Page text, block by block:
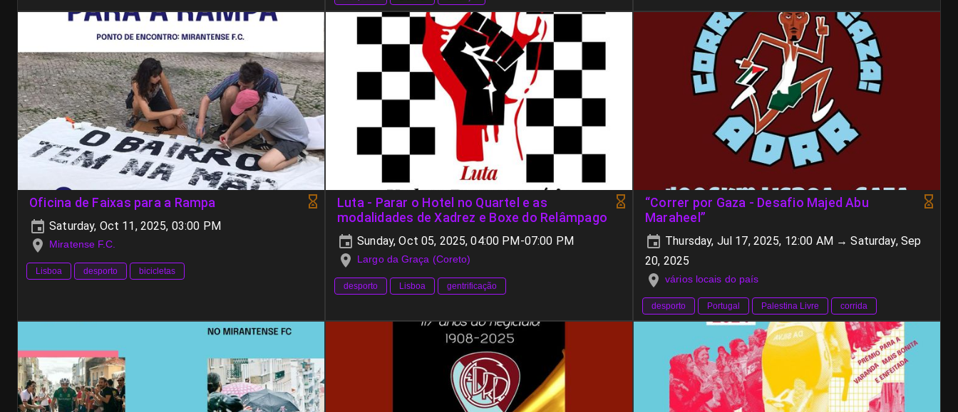
Oficina de Faixas para a Rampa
Saturday, Oct 11, 2025, 03:00 PM
Miratense F.C.
Lisboa desporto bicicletas
Luta - Parar o Hotel no Quartel e as
modalidades de Xadrez e Boxe do Relâmpago
Sunday, Oct 05, 2025, 04:00 PM-07:00 PM
Largo da Graça (Coreto)
desporto Lisboa gentrificação
“Correr por Gaza - Desafio Majed Abu
Maraheel”
Thursday, Jul 17, 2025, 12:00 AM → Saturday, Sep
20, 2025
vários locais do país
desporto Portugal Palestina Livre corrida